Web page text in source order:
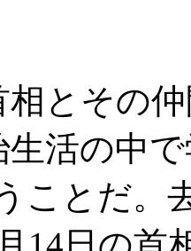
相とその
活の中
ことだ。